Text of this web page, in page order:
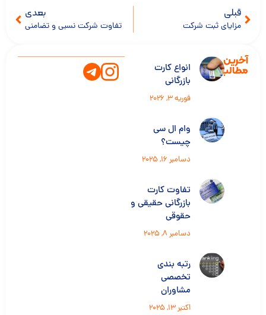
قبلی
مزایای ثبت شرکت
بعدی
تفاوت شرکت نسبی و تضامنی
آخرین
مطالب
انواع کارت
بازرگانی
فوریه 3, 2026
وام ال سی
چیست؟
دسامبر 16, 2025
تفاوت کارت
بازرگانی حقیقی و
حقوقی
دسامبر 8, 2025
رتبه بندی
تخصصی
مشاوران
اکتبر 13, 2025